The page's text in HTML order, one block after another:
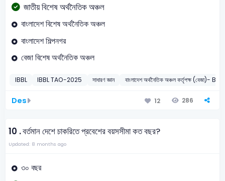
জাতীয় বিশেষ অর্থনৈতিক অঞ্চল
বাংলাদেশ বিশেষ অর্থনৈতিক অঞ্চল
বাংলাদেশ শিল্পনগর
বেজা বিশেষ অর্থনৈতিক অঞ্চল
IBBL IBBL TAO-2025 সাধারণ জ্ঞান বাংলাদেশ অর্থনৈতিক অঞ্চল কর্তৃপক্ষ (বেজা)-
Des 12 286
10 .বর্তমান দেশে চাকরিতে প্রবেশের বয়সসীমা কত বছর?
Updated: 8 months ago
৩০ বছর